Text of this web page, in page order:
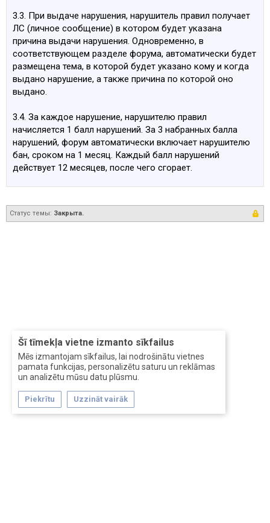
Šī tīmekļa vietne izmanto sīkfailus
Mēs izmantojam sīkfailus, lai nodrošinātu vietnes
pamata funkcijas, personalizētu saturu un reklāmas
un analizētu mūsu datu plūsmu.
Piekrītu Uzzināt vairāk
3.3. При выдаче нарушения, нарушитель правил получает
ЛС (личное сообщение) в котором будет указана
причина выдачи нарушения. Одновременно, в
соответствующем разделе форума, автоматически будет
размещена тема, в которой будет указано кому и когда
выдано нарушение, а также причина по которой оно
выдано.
3.4. За каждое нарушение, нарушителю правил
начисляется 1 балл нарушений. За 3 набранных балла
нарушений, форум автоматически включает нарушителю
бан, сроком на 1 месяц. Каждый балл нарушений
действует 12 месяцев, после чего сгорает.
Статус темы: Закрыта.